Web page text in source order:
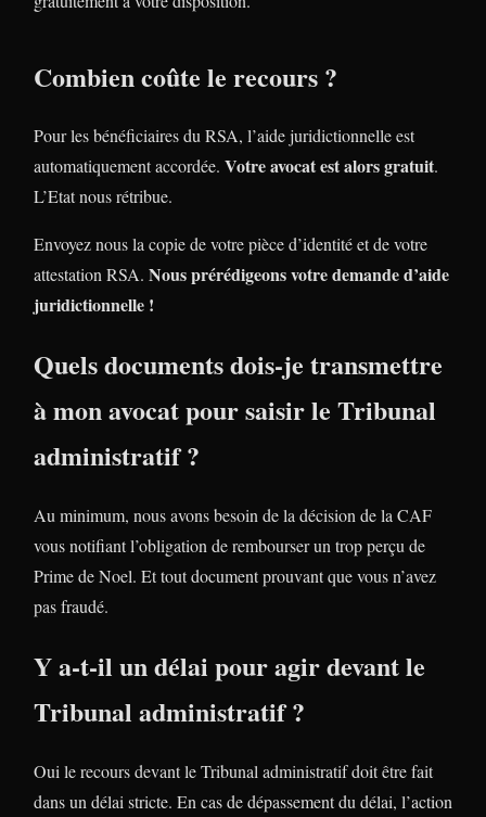
Combien coûte le recours ?
Pour les bénéficiaires du RSA, l’aide juridictionnelle est
automatiquement accordée. Votre avocat est alors gratuit.
L’Etat nous rétribue.
Envoyez nous la copie de votre pièce d’identité et de votre
attestation RSA. Nous prérédigeons votre demande d’aide
juridictionnelle !
Quels documents dois-je transmettre
à mon avocat pour saisir le Tribunal
administratif ?
Au minimum, nous avons besoin de la décision de la CAF
vous notifiant l’obligation de rembourser un trop perçu de
Prime de Noel. Et tout document prouvant que vous n’avez
pas fraudé.
Y a-t-il un délai pour agir devant le
Tribunal administratif ?
Oui le recours devant le Tribunal administratif doit être fait
dans un délai stricte. En cas de dépassement du délai, l’action